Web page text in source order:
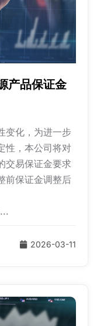
产品保证金
变化，为进一步
性，本公司将对
交易保证金要求
前保证金调整后
2026-03-11